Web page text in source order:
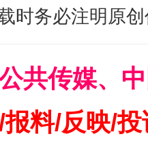
时务必注明原
共传媒、
料/反映/